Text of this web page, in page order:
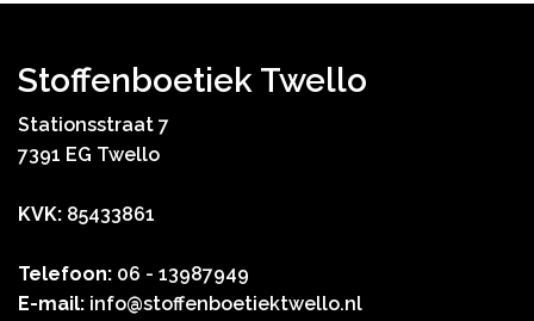
Stoffenboetiek Twello
Stationsstraat 7
7391 EG Twello
KVK: 85433861
Telefoon: 06 - 13987949
E-mail: info@stoffenboetiektwello.nl